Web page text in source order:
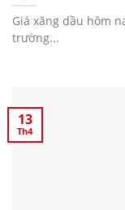
Giá xăng dầu hôm
trường...
13
Th4